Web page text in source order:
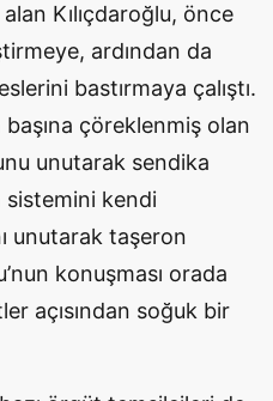
Kılıçdaroğlu, önce
ardından da
bastırmaya çalıştı.
başına çöreklenmiş olan
unutarak sendika
sistemini kendi
unutarak taşeron
konuşması orada
açısından soğuk bir